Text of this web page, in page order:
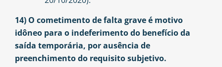
14) O cometimento de falta grave é motivo
idôneo para o indeferimento do benefício da
saída temporária, por ausência de
preenchimento do requisito subjetivo.